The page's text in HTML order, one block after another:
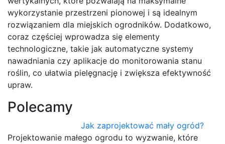
wykorzystanie przestrzeni pionowej i są idealnym
rozwiązaniem dla miejskich ogrodników. Dodatkowo,
coraz częściej wprowadza się elementy
technologiczne, takie jak automatyczne systemy
nawadniania czy aplikacje do monitorowania stanu
roślin, co ułatwia pielęgnację i zwiększa efektywność
upraw.
Polecamy
Jak zaprojektować mały ogród?
Projektowanie małego ogrodu to wyzwanie, które